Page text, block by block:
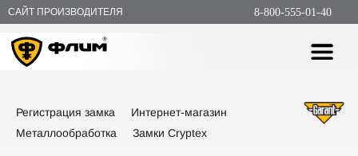
САЙТ ПРОИЗВОДИТЕЛЯ 8-800-555-01-40
Регистрация замка
Интернет-магазин
Металлообработка
Замки Cryptex